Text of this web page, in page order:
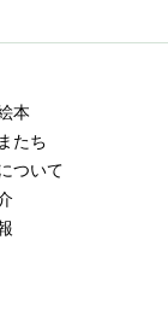
本
たち
ついて